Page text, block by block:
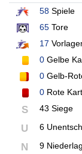
58 Spiele
65 Tore
17
0 Gelbe
0 Gelb-
0 Rote
S 43 Siege
U 6
N 9